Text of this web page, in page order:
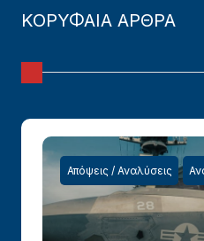
ΚΟΡΥΦΑΙΑ ΑΡΘΡΑ
Απόψεις / Αναλύσεις